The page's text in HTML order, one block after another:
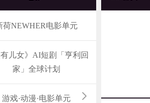
荷NEWHER电影单元
有儿女》AI短剧「亨利回
家」全球计划
游戏·动漫·电影单元